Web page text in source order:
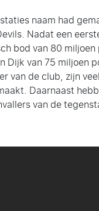
naam had
Nadat een
bod van 80
van 75 miljoen
van de club, zijn
Daarnaast
van de